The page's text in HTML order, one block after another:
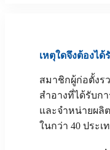
เหตุใดจึงต้องได้
สมาชิกผู้ก่อตั้งร
สำอางที่ได้รับก
และจำหน่ายผลิ
ในกว่า 40 ประเ